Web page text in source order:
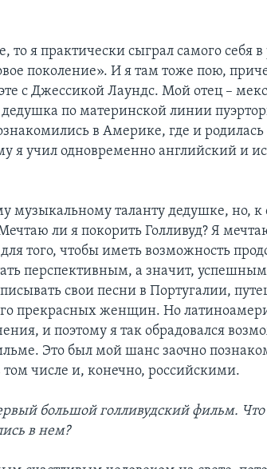
то я практически сыграл самого себя
поколение». И я там тоже пою,
с Джессикой Лаундс. Мой отец –
по материнской линии
в Америке, где и
я учил одновременно английский и
музыкальному таланту дедушке, но,
ли я покорить Голливуд? Я
того, чтобы иметь возможность
перспективным, а значит,
свои песни в Португалии,
прекрасных женщин. Но
и поэтому я так обрадовался
Это был мой шанс заочно
том числе и, конечно, российскими.
большой голливудский фильм.
в нем?